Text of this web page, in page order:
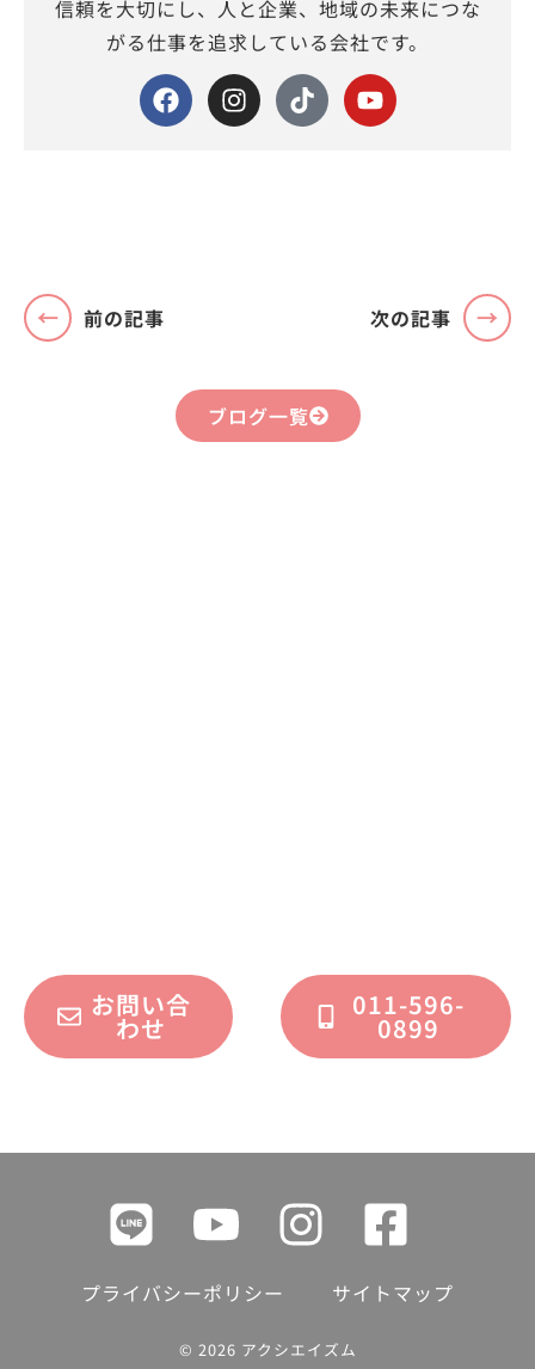
信頼を大切にし、人と企業、地域の未来につな
がる仕事を追求している会社です。
前の記事 次の記事
ブログ一覧
お問い合
わせ
011-596-
0899
プライバシーポリシー サイトマップ
© 2026 アクシエイズム